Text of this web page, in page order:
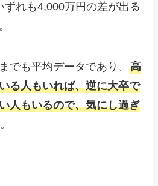
ずれも4,000万円の差が出る
でも平均データであり、高
る人もいれば、逆に大卒で
人もいるので、気にし過ぎ
。